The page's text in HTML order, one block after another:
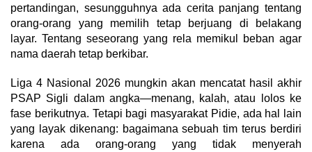
pertandingan, sesungguhnya ada cerita panjang tentang
orang-orang yang memilih tetap berjuang di belakang
layar. Tentang seseorang yang rela memikul beban agar
nama daerah tetap berkibar.
Liga 4 Nasional 2026 mungkin akan mencatat hasil akhir
PSAP Sigli dalam angka—menang, kalah, atau lolos ke
fase berikutnya. Tetapi bagi masyarakat Pidie, ada hal lain
yang layak dikenang: bagaimana sebuah tim terus berdiri
karena ada orang-orang yang tidak menyerah